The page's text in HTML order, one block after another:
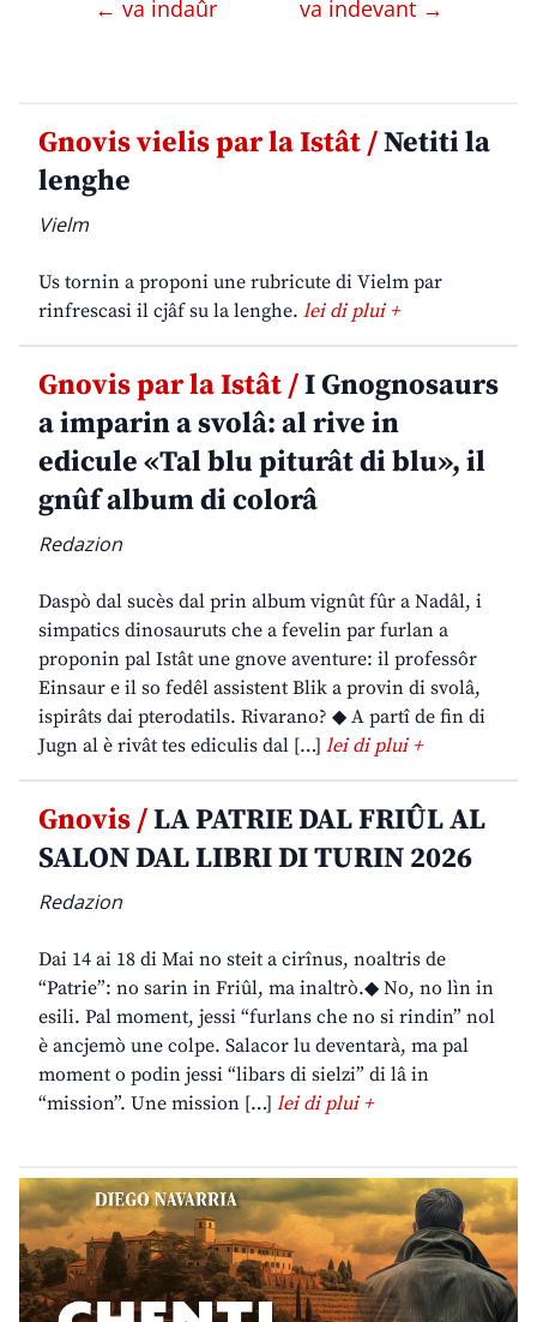
← va indaûr va indevant →
Gnovis vielis par la Istât /Netiti la
lenghe
Vielm
Us tornin a proponi une rubricute di Vielm par
rinfrescasi il cjâf su la lenghe. lei di plui +
Gnovis par la Istât /I Gnognosaurs
a imparin a svolâ: al rive in
edicule «Tal blu piturât di blu», il
gnûf album di colorâ
Redazion
Daspò dal sucès dal prin album vignût fûr a Nadâl, i
simpatics dinosauruts che a fevelin par furlan a
proponin pal Istât une gnove aventure: il professôr
Einsaur e il so fedêl assistent Blik a provin di svolâ,
ispirâts dai pterodatils. Rivarano? ◆ A partî de fin di
Jugn al è rivât tes ediculis dal […] lei di plui +
Gnovis /LA PATRIE DAL FRIÛL AL
SALON DAL LIBRI DI TURIN 2026
Redazion
Dai 14 ai 18 di Mai no steit a cirînus, noaltris de
“Patrie”: no sarin in Friûl, ma inaltrò.◆ No, no lìn in
esili. Pal moment, jessi “furlans che no si rindin” nol
è ancjemò une colpe. Salacor lu deventarà, ma pal
moment o podin jessi “libars di sielzi” di lâ in
“mission”. Une mission […] lei di plui +